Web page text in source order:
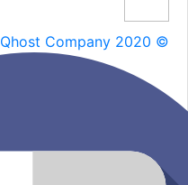
Qhost Company 2020 ©